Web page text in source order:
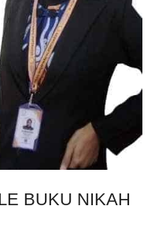
BUKU NIKAH